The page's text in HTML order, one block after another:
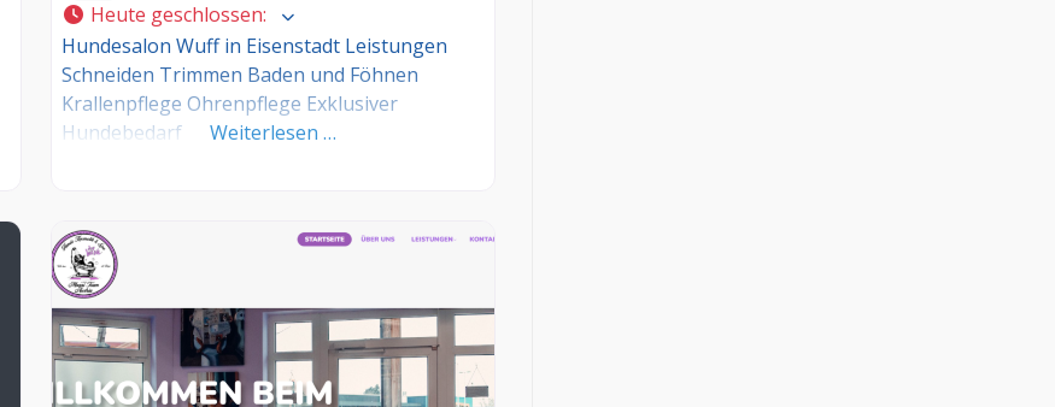
Heute geschlossen:
Hundesalon Wuff in Eisenstadt Leistungen
Schneiden Trimmen Baden und Föhnen
Krallenpflege Ohrenpflege Exklusiver
Hundebedarf
Weiterlesen …